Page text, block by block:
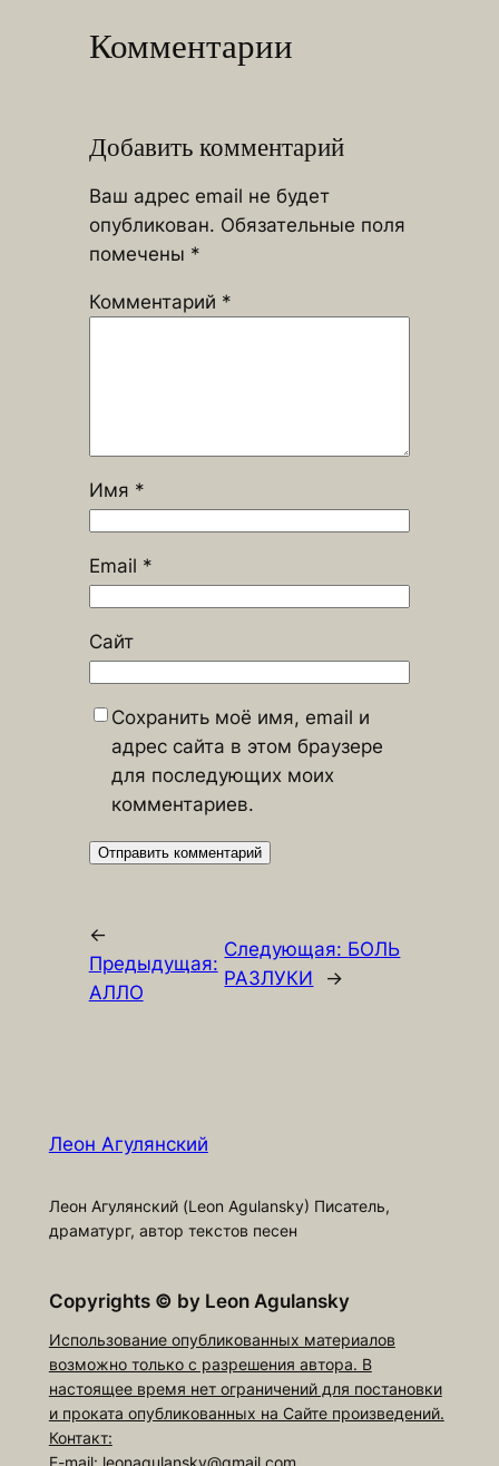
Комментарии
Добавить комментарий
Ваш адрес email не будет
опубликован. Обязательные поля
помечены *
Комментарий *
Имя *
Email *
Сайт
Сохранить моё имя, email и
адрес сайта в этом браузере
для последующих моих
комментариев.
←
Предыдущая:
АЛЛО
Следующая: БОЛЬ
РАЗЛУКИ
→
Леон Агулянский
Леон Агулянский (Leon Agulansky) Писатель,
драматург, автор текстов песен
Copyrights © by Leon Agulansky
Использование опубликованных материалов
возможно только с разрешения автора. В
настоящее время нет ограничений для постановки
и проката опубликованных на Сайте произведений.
Контакт:
E-mail: leonagulansky@gmail.com